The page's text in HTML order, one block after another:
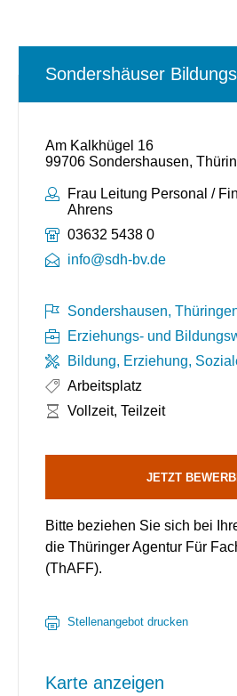
Sondershäuser
Am Kalkhügel 16
99706 Sondershausen,
Ansprechpartner:
Frau Leitung Personal /
Ahrens
Telefonnummer:
03632 5438 0
info@sdh-bv.de
Sondershausen,
Erziehungs- und
Bildung, Erziehung,
Arbeitsplatz
Arbeitszeit:
Vollzeit, Teilzeit
JETZT
Bitte beziehen Sie sich bei
die Thüringer Agentur Für
(ThAFF).
Stellenangebot drucken
Karte anzeigen